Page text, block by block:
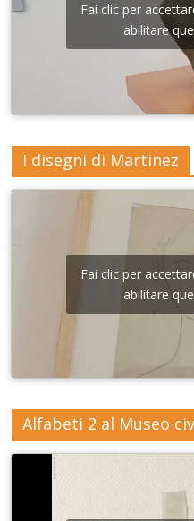
Fai clic per
abilitare
I disegni di Martinez
Fai clic per
abilitare
Alfabeti 2 al Museo